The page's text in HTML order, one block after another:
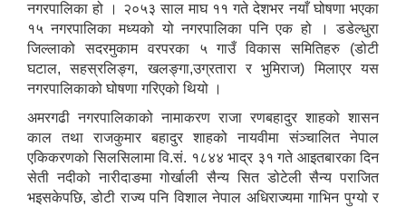
नगरपालिका हो । २०५३ साल माघ ११ गते देशभर नयाँ घोषणा भएका
१५ नगरपालिका मध्यको यो नगरपालिका पनि एक हो । डडेल्धुरा
जिल्लाको सदरमुकाम वरपरका ५ गाउँ विकास समितिहरु (डोटी
घटाल, सहस्रलिङ्ग, खलङ्गा,उग्रतारा र भुमिराज) मिलाएर यस
नगरपालिकाको घोषणा गरिएको थियो ।
अमरगढी नगरपालिकाको नामाकरण राजा रणबहादुर शाहको शासन
काल तथा राजकुमार बहादुर शाहको नायवीमा संञ्चालित नेपाल
एकिकरणको सिलसिलामा वि.सं. १८४४ भाद्र ३१ गते आइतबारका दिन
सेती नदीको नारीदाङमा गोर्खाली सैन्य सित डोटेली सैन्य पराजित
भइसकेपछि, डोटी राज्य पनि विशाल नेपाल अधिराज्यमा गाभिन पुग्यो र